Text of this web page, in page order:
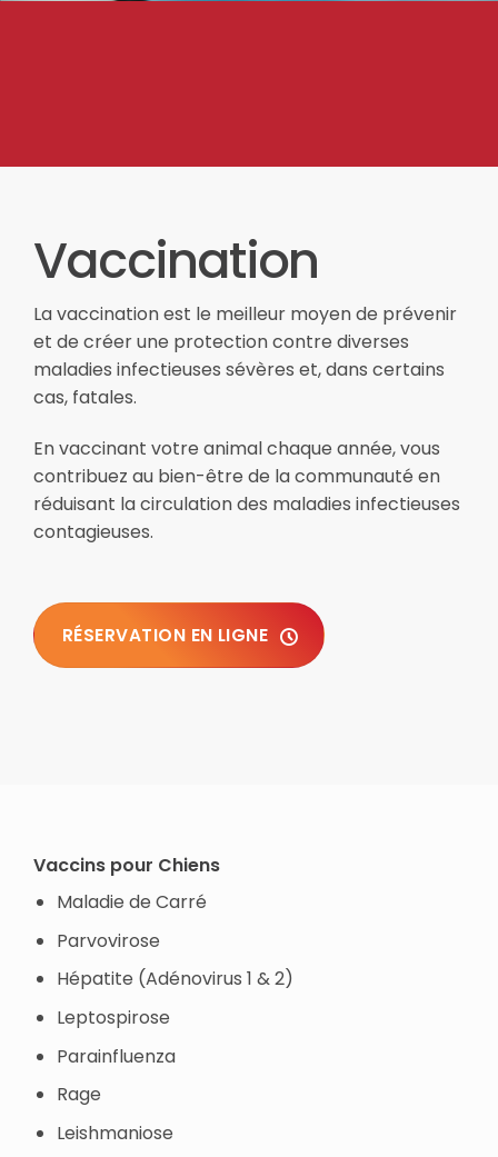
Vaccination
La vaccination est le meilleur moyen de prévenir
et de créer une protection contre diverses
maladies infectieuses sévères et, dans certains
cas, fatales.
En vaccinant votre animal chaque année, vous
contribuez au bien-être de la communauté en
réduisant la circulation des maladies infectieuses
contagieuses.
RÉSERVATION EN LIGNE
Vaccins pour Chiens
Maladie de Carré
Parvovirose
Hépatite (Adénovirus 1 & 2)
Leptospirose
Parainfluenza
Rage
Leishmaniose